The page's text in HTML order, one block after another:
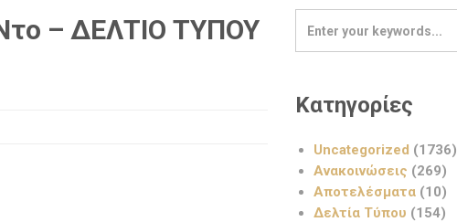
– ΔΕΛΤΙΟ ΤΥΠΟΥ
Κατηγορίες
Uncategorized (1736)
Ανακοινώσεις (269)
Αποτελέσματα (10)
Δελτία Τύπου (154)